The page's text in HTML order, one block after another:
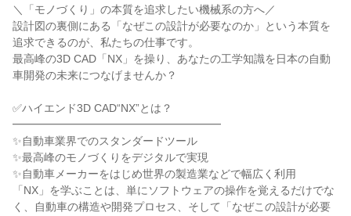
＼「モノづくり」の本質を追求したい機械系の方へ／
設計図の裏側にある「なぜこの設計が必要なのか」という本質を
追求できるのが、私たちの仕事です。
最高峰の3D CAD「NX」を操り、あなたの工学知識を日本の自動
車開発の未来につなげませんか？
✅ハイエンド3D CAD“NX”とは？
━━━━━━━━━━━━━━━━━━━
✨自動車業界でのスタンダードツール
✨最高峰のモノづくりをデジタルで実現
✨自動車メーカーをはじめ世界の製造業などで幅広く利用
「NX」を学ぶことは、単にソフトウェアの操作を覚えるだけでな
く、自動車の構造や開発プロセス、そして「なぜこの設計が必要